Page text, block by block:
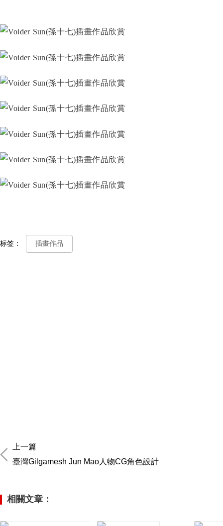
标签： 插畫作品
上一篇
臺灣Gilgamesh Jun Mao人物CG角色設計
相關文章：